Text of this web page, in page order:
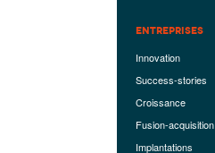
ENTREPRISES
Innovation
Success-stories
Croissance
Fusion-acquisition
Implantations